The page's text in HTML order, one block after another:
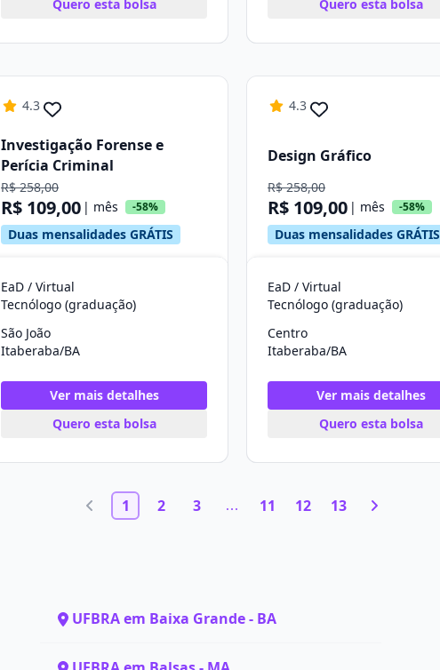
Quero esta bolsa
Quero esta bolsa
4.3
Investigação Forense e
Perícia Criminal
R$ 258,00
R$ 109,00 | mês -58%
Duas mensalidades GRÁTIS
EaD / Virtual
Tecnólogo (graduação)
São João
Itaberaba/BA
Ver mais detalhes
Quero esta bolsa
4.3
Design Gráfico
R$ 258,00
R$ 109,00 | mês -58%
Duas mensalidades GRÁTIS
EaD / Virtual
Tecnólogo (graduação)
Centro
Itaberaba/BA
Ver mais detalhes
Quero esta bolsa
1 2 3 11 12 13
UFBRA em Baixa Grande - BA